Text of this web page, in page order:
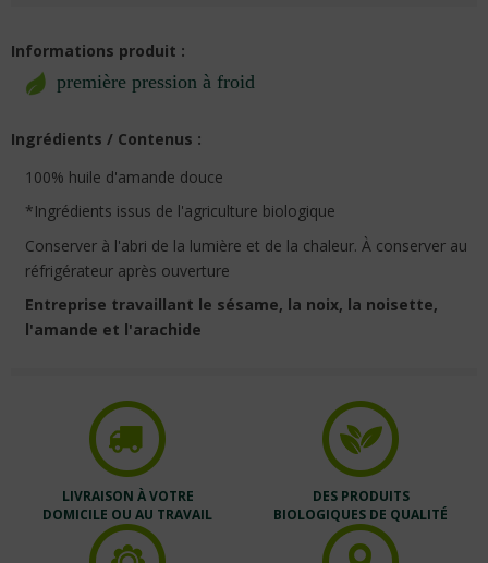
Informations produit :
première pression à froid
Ingrédients / Contenus :
100% huile d'amande douce
*Ingrédients issus de l'agriculture biologique
Conserver à l'abri de la lumière et de la chaleur. À conserver au
réfrigérateur après ouverture
Entreprise travaillant le sésame, la noix, la noisette,
l'amande et l'arachide
LIVRAISON À VOTRE
DOMICILE OU AU TRAVAIL
DES PRODUITS
BIOLOGIQUES DE QUALITÉ